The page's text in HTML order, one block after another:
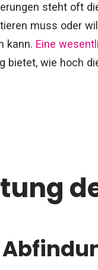
steht oft
muss oder
kann. Eine
bietet, wie hoch